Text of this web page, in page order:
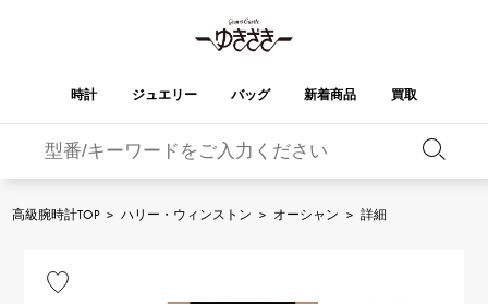
時計 ジュエリー バッグ 新着商品 買取
YUKIZAKI
ジュエリー
バーキン オータクロア
高級腕時計TOP > ハリー・ウィンストン > オーシャン > 詳細